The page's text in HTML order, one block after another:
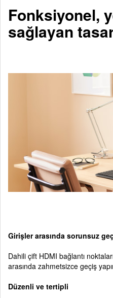
Fonksiyonel,
sağlayan
Girişler arasında sorunsuz
Dahili çift HDMI bağlantı
arasında zahmetsizce geçiş
Düzenli ve tertipli